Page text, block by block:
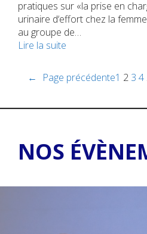
pratiques sur «la prise en
urinaire d‘effort chez la
au groupe de…
Lire la suite
← Page précédente1 2 3 4
NOS